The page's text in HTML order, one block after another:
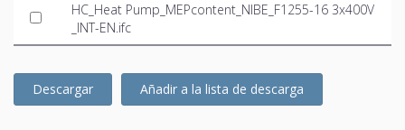
HC_Heat Pump_MEPcontent_NIBE_F1255-16 3x400V
_INT-EN.ifc
Descargar Añadir a la lista de descarga